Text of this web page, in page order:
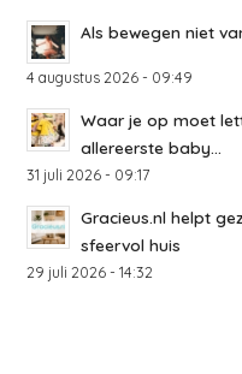
Als bewegen niet
4 augustus 2026 - 09:49
Waar je op moet
allereerste baby...
31 juli 2026 - 09:17
Gracieus.nl helpt
sfeervol huis
29 juli 2026 - 14:32